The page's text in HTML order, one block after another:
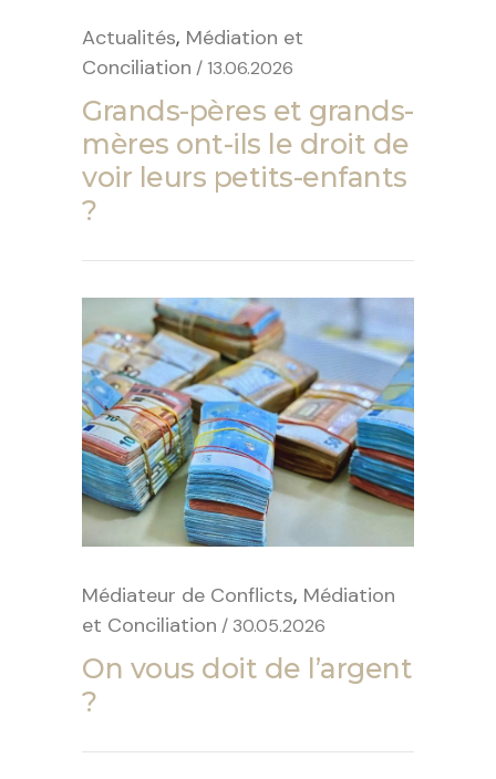
Actualités, Médiation et
Conciliation / 13.06.2026
Grands-pères et grands-
mères ont-ils le droit de
voir leurs petits-enfants
?
Médiateur de Conflicts, Médiation
et Conciliation / 30.05.2026
On vous doit de l’argent
?